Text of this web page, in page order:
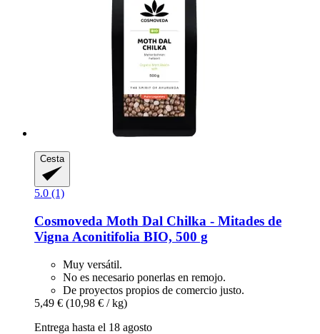
Cesta
5.0 (1)
Cosmoveda Moth Dal Chilka -​ Mitades de
Vigna Aconitifolia BIO, 500 g
Muy versátil.
No es necesario ponerlas en remojo.
De proyectos propios de comercio justo.
5,49 € (10,98 € / kg)
Entrega hasta el 18 agosto